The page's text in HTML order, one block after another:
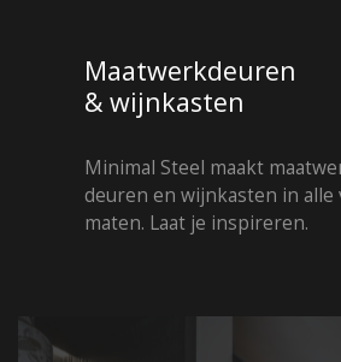
Maatwerkdeuren
& wijnkasten
Minimal Steel maakt
deuren en wijnkasten in alle
maten. Laat je inspireren.